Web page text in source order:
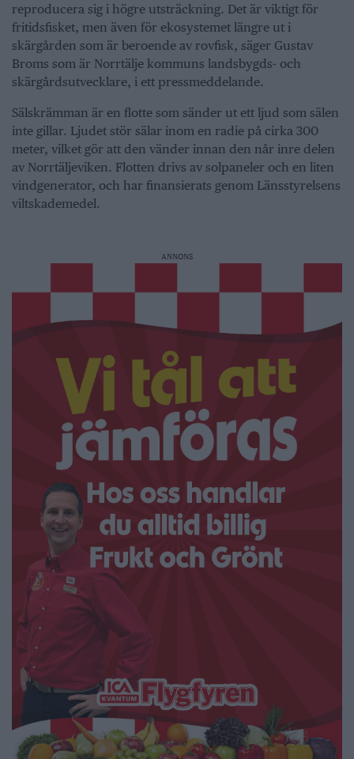
reproducera sig i högre utsträckning. Det är viktigt för
fritidsfisket, men även för ekosystemet längre ut i
skärgården som är beroende av rovfisk, säger Gustav
Broms som är Norrtälje kommuns landsbygds- och
skärgårdsutvecklare, i ett pressmeddelande.
Sälskrämman är en flotte som sänder ut ett ljud som sälen
inte gillar. Ljudet stör sälar inom en radie på cirka 300
meter, vilket gör att den vänder innan den når inre delen
av Norrtäljeviken. Flotten drivs av solpaneler och en liten
vindgenerator, och har finansierats genom Länsstyrelsens
viltskademedel.
ANNONS